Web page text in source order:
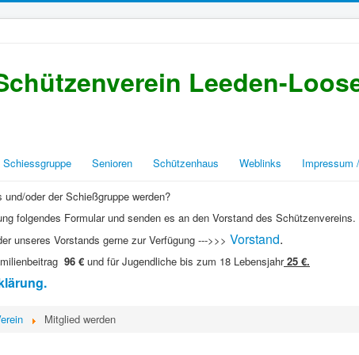
Leeden-
Schiessgruppe Senioren Schützenhaus Weblinks Impressum
oder der Schießgruppe werden?
folgendes Formular und senden es an den Vorstand des Schützenvereins.
unseres Vorstands gerne zur Verfügung --->>> Vorstand.
96 € und für Jugendliche bis zum 18 Lebensjahr25 €.
Mitglied werden